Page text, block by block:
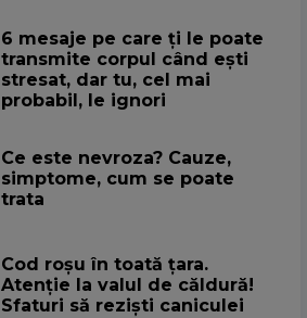
6 mesaje pe care ți le poate
transmite corpul când ești
stresat, dar tu, cel mai
probabil, le ignori
Ce este nevroza? Cauze,
simptome, cum se poate
trata
Cod roșu în toată țara.
Atenţie la valul de căldură!
Sfaturi să rezişti caniculei